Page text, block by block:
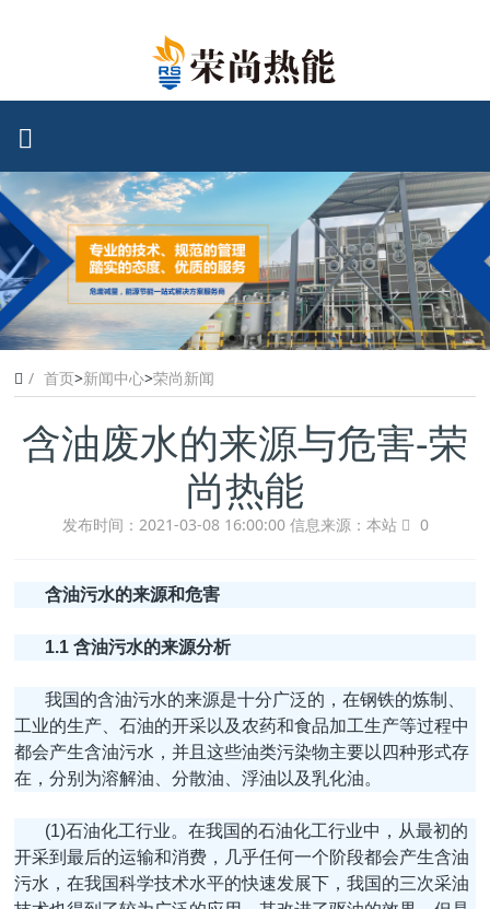
首页>新闻中心>荣尚新闻
含油废水的来源与危害-荣
尚热能
发布时间：2021-03-08 16:00:00 信息来源：本站 0
含油污水的来源和危害
1.1 含油污水的来源分析
我国的含油污水的来源是十分广泛的，在钢铁的炼制、
工业的生产、石油的开采以及农药和食品加工生产等过程中
都会产生含油污水，并且这些油类污染物主要以四种形式存
在，分别为溶解油、分散油、浮油以及乳化油。
(1)石油化工行业。在我国的石油化工行业中，从最初的
开采到最后的运输和消费，几乎任何一个阶段都会产生含油
污水，在我国科学技术水平的快速发展下，我国的三次采油